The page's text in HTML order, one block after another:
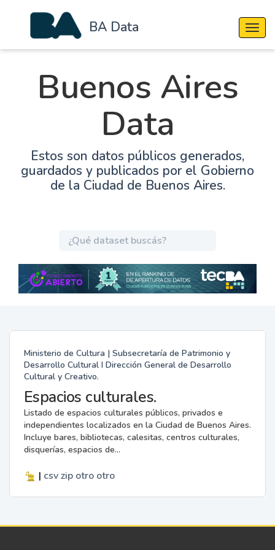
BA Data
Buenos Aires
Data
Estos son datos públicos generados,
guardados y publicados por el Gobierno
de la Ciudad de Buenos Aires.
Ministerio de Cultura | Subsecretaría de Patrimonio y
Desarrollo Cultural I Dirección General de Desarrollo
Cultural y Creativo.
Espacios culturales.
Listado de espacios culturales públicos, privados e
independientes localizados en la Ciudad de Buenos Aires.
Incluye bares, bibliotecas, calesitas, centros culturales,
disquerías, espacios de...
| csv zip otro otro